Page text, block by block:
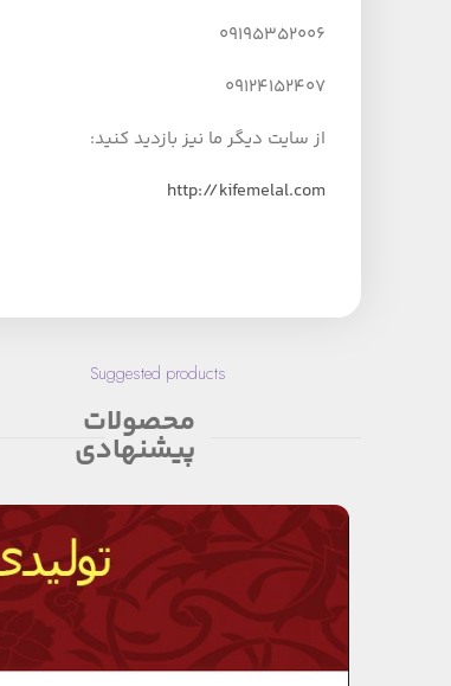
09195352006
09124152407
از سایت دیگر ما نیز بازدید کنید:
http://kifemelal.com
Suggested products
محصولات
پیشنهادی